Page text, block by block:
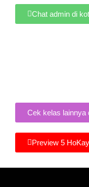
Chat admin di
Cek kelas lainnya
Preview 5